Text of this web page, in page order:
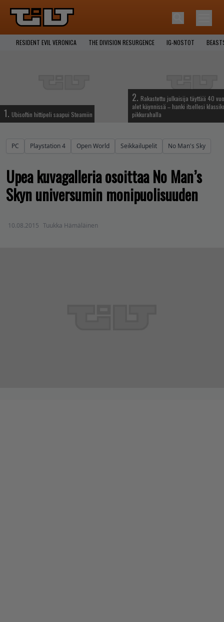
RESIDENT EVIL VERONICA THE DIVISION RESURGENCE IG-NOSTOT
1. Ubisoftin hittipeli saapui Steamiin
2. Rakastettu julkaisija täyttää 40
alet käynnissä – hanki itsellesi
pikkurahalla
PC Playstation 4 Open World Seikkailupelit No Man's Sky
Upea kuvagalleria osoittaa No Man’s
Skyn universumin monipuolisuuden
10.08.2015 Tuukka Hämäläinen